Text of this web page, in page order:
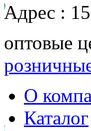
Адрес :
оптовые
О
Каталог